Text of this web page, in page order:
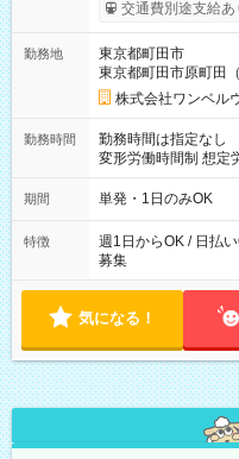
ンビニATMから 日払い分
交通費別途支給あ
勤務地
東京都町田市
東京都町田市原町田
株式会社ワンベル
勤務時間
勤務時間は指定なし
変形労働時間制 想定労働時間160
～21：00
期間 単発・1日のみOK
特徴
週1日からOK / 日払
募集
気になる！